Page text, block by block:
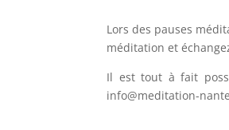
Lors des pauses
méditation et
Il est tout à fait
info@meditation-